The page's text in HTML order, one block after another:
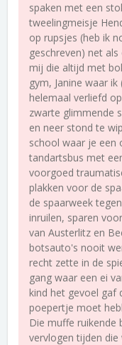
spaken met een
tweelingmeisje
op rupsjes (heb ik
geschreven) net
mij die altijd met
gym, Janine waar
helemaal verliefd
zwarte glimmende
en neer stond te
school waar je een
tandartsbus met
voorgoed
plakken voor de
de spaarweek
inruilen, sparen
van Austerlitz en
botsauto's nooit
recht zette in de
gang waar een ei
kind het gevoel gaf
poepertje moet
Die muffe ruikende
vervlogen tijden die